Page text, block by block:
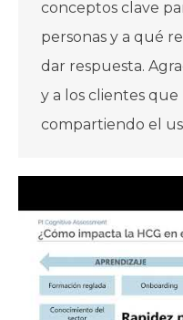
conceptos clave
personas y a qué
dar respuesta.
y a los clientes
compartiendo el